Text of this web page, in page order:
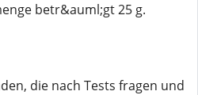
betr&auml;gt 25 g.
die nach Tests fragen und